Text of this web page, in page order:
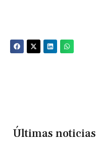
Últimas noticias